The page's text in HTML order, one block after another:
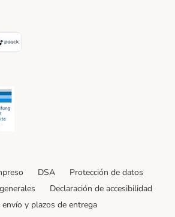
MethodShipping Method
paack Shipping Method
DSA
Protección de datos
Declaración de accesibilidad
envío y plazos de entrega